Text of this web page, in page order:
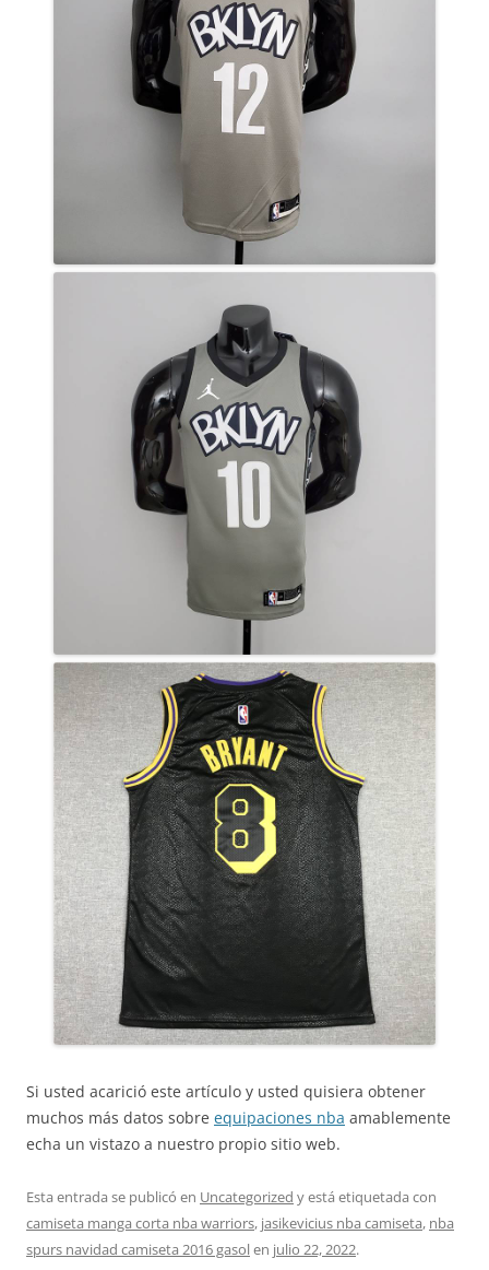
Si usted acarició este artículo y usted quisiera obtener
muchos más datos sobre equipaciones nba amablemente
echa un vistazo a nuestro propio sitio web.
Esta entrada se publicó en Uncategorized y está etiquetada con
camiseta manga corta nba warriors, jasikevicius nba camiseta, nba
spurs navidad camiseta 2016 gasolen julio 22, 2022.